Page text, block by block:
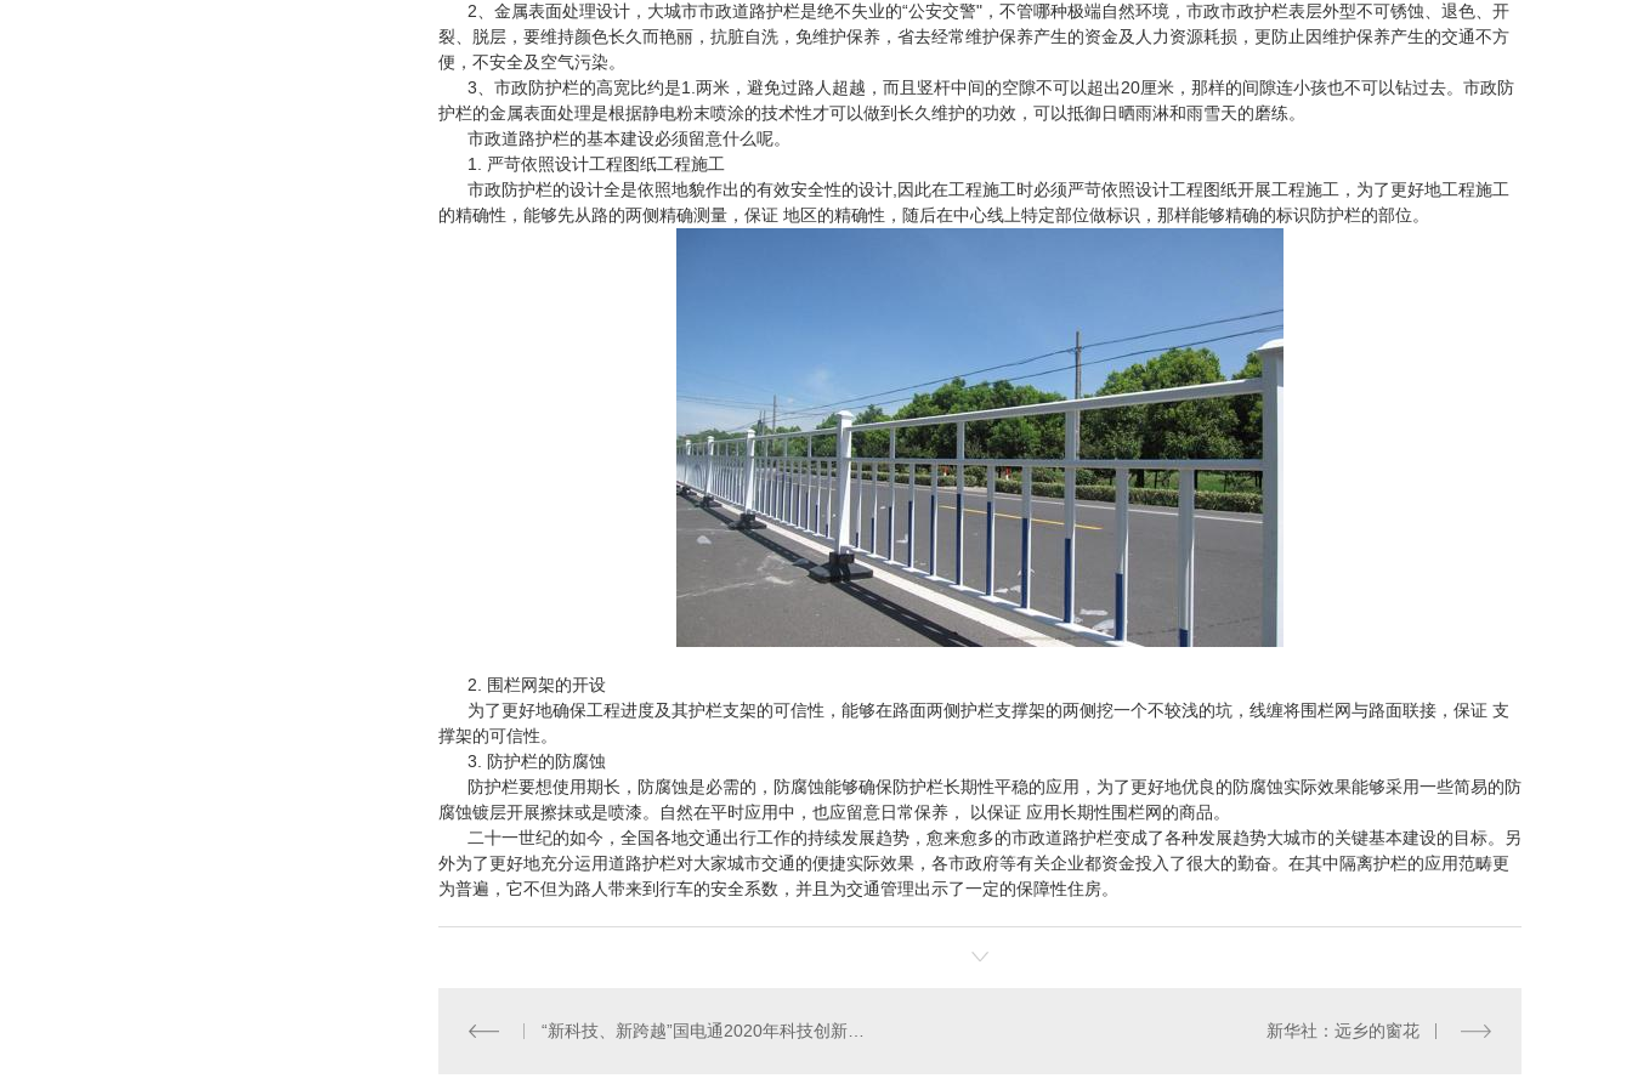
2、金属表面处理设计，大城市市政道路护栏是绝不失业的“公安交警"，不管哪种极端自然环境，市政市政护栏表层外型不可锈蚀、退色、开
裂、脱层，要维持颜色长久而艳丽，抗脏自洗，免维护保养，省去经常维护保养产生的资金及人力资源耗损，更防止因维护保养产生的交通不方
便，不安全及空气污染。
3、市政防护栏的高宽比约是1.两米，避免过路人超越，而且竖杆中间的空隙不可以超出20厘米，那样的间隙连小孩也不可以钻过去。市政防
护栏的金属表面处理是根据静电粉末喷涂的技术性才可以做到长久维护的功效，可以抵御日晒雨淋和雨雪天的磨练。
市政道路护栏的基本建设必须留意什么呢。
1. 严苛依照设计工程图纸工程施工
市政防护栏的设计全是依照地貌作出的有效安全性的设计,因此在工程施工时必须严苛依照设计工程图纸开展工程施工，为了更好地工程施工
的精确性，能够先从路的两侧精确测量，保证 地区的精确性，随后在中心线上特定部位做标识，那样能够精确的标识防护栏的部位。
2. 围栏网架的开设
为了更好地确保工程进度及其护栏支架的可信性，能够在路面两侧护栏支撑架的两侧挖一个不较浅的坑，线缠将围栏网与路面联接，保证 支
撑架的可信性。
3. 防护栏的防腐蚀
防护栏要想使用期长，防腐蚀是必需的，防腐蚀能够确保防护栏长期性平稳的应用，为了更好地优良的防腐蚀实际效果能够采用一些简易的防
腐蚀镀层开展擦抹或是喷漆。自然在平时应用中，也应留意日常保养， 以保证 应用长期性围栏网的商品。
二十一世纪的如今，全国各地交通出行工作的持续发展趋势，愈来愈多的市政道路护栏变成了各种发展趋势大城市的关键基本建设的目标。另
外为了更好地充分运用道路护栏对大家城市交通的便捷实际效果，各市政府等有关企业都资金投入了很大的勤奋。在其中隔离护栏的应用范畴更
为普遍，它不但为路人带来到行车的安全系数，并且为交通管理出示了一定的保障性住房。
“新科技、新跨越”国电通2020年科技创新会在京召开 新华社：远乡的窗花